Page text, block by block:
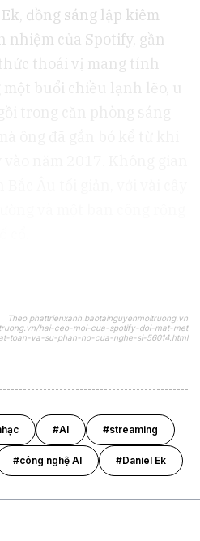
đồng sáng lập kiêm
nhiệm của Spotify, gần
thoái vị mang tính
buổi chiều lạnh lẽo, u
Theo phattrienxanh.baotainguyenmoitruong.vn
hai-ceo-moi-cua-spotify-doi-mat-met
toan-va-su-phan-no-cua-nghe-si-56014.html
#AI #streaming
#công nghệ AI #Daniel Ek